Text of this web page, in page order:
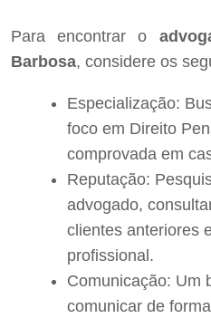
Para encontrar o
Barbosa, considere os
Especialização:
foco em Direito
comprovada em
Reputação:
advogado,
clientes anteriores
profissional.
Comunicação: Um
comunicar de